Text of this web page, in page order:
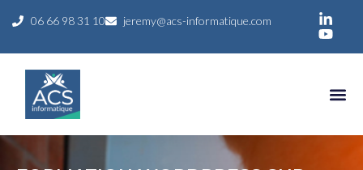
06 66 98 31 10 jeremy@acs-informatique.com